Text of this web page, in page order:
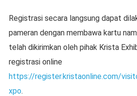
Registrasi secara langsung dapat
pameran dengan membawa kartu
telah dikirimkan oleh pihak Krista
registrasi online
https://register.kristaonline.com/
xpo.